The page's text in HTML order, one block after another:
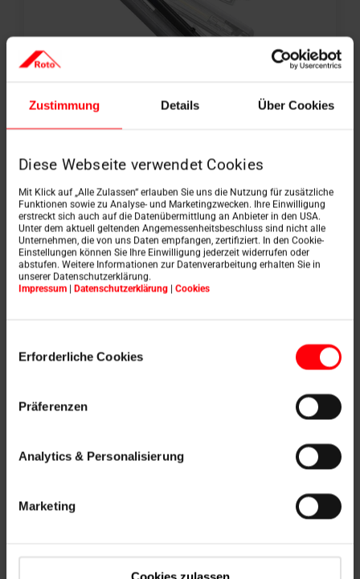
Zustimmung Details Über Cookies
Diese Webseite verwendet Cookies
Mit Klick auf „Alle Zulassen“ erlauben Sie uns die Nutzung für zusätzliche
Funktionen sowie zu Analyse- und Marketingzwecken. Ihre Einwilligung
erstreckt sich auch auf die Datenübermittlung an Anbieter in den USA.
Unter dem aktuell geltenden Angemessenheitsbeschluss sind nicht alle
Unternehmen, die von uns Daten empfangen, zertifiziert. In den Cookie-
Einstellungen können Sie Ihre Einwilligung jederzeit widerrufen oder
abstufen. Weitere Informationen zur Datenverarbeitung erhalten Sie in
unserer Datenschutzerklärung.
Impressum | Datenschutzerklärung | Cookies
Erforderliche Cookies
Präferenzen
Analytics & Personalisierung
Marketing
Výklopné/kyvné okno
Výklopné/kyvné oknoje os otáčania
okenné krídlo úplne vyčnieva von. To umožňuje
väčší okenný otvor a zabezpečuje optimálny
dopad svetla a individuálnejšiu reguláciu
vetrania. Horno-sklopné otočné okná sú preto
vhodné najmä do obývacích izieb a spální, ako
aj do malých miestností,
sa nestráca obytný priestor.
Kyvné okno